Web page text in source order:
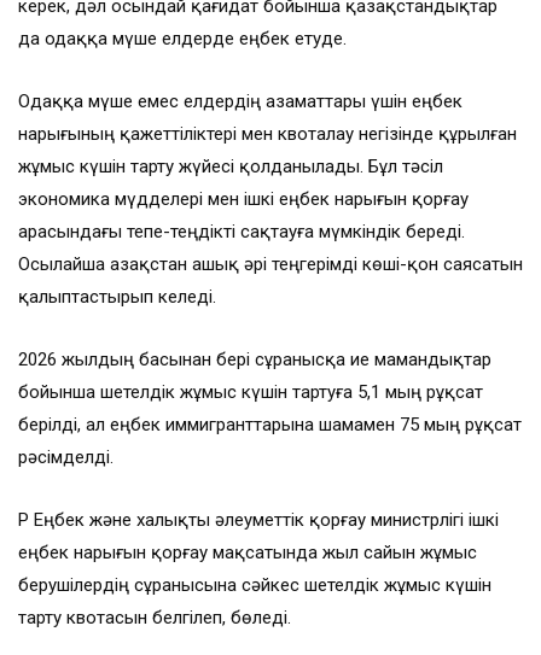
керек, дәл осындай қағидат бойынша қазақстандықтар
да одаққа мүше елдерде еңбек етуде.
Одаққа мүше емес елдердің азаматтары үшін еңбек
нарығының қажеттіліктері мен квоталау негізінде құрылған
жұмыс күшін тарту жүйесі қолданылады. Бұл тәсіл
экономика мүдделері мен ішкі еңбек нарығын қорғау
арасындағы тепе-теңдікті сақтауға мүмкіндік береді.
Осылайша Қазақстан ашық әрі теңгерімді көші-қон саясатын
қалыптастырып келеді.
2026 жылдың басынан бері сұранысқа ие мамандықтар
бойынша шетелдік жұмыс күшін тартуға 5,1 мың рұқсат
берілді, ал еңбек иммигранттарына шамамен 75 мың рұқсат
рәсімделді.
ҚР Еңбек және халықты әлеуметтік қорғау министрлігі ішкі
еңбек нарығын қорғау мақсатында жыл сайын жұмыс
берушілердің сұранысына сәйкес шетелдік жұмыс күшін
тарту квотасын белгілеп, бөледі.